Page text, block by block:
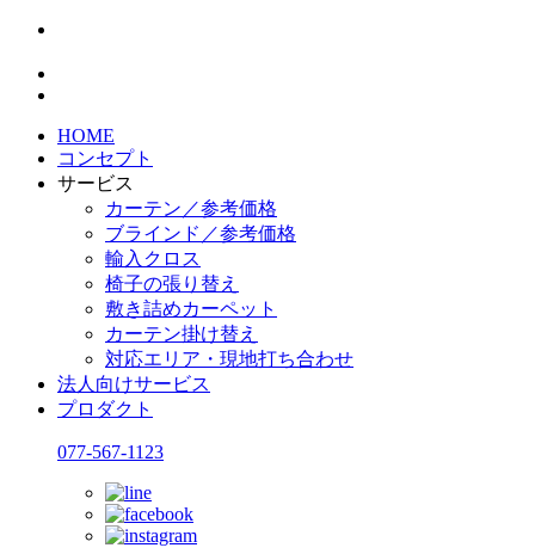
HOME
コンセプト
サービス
カーテン／参考価格
ブラインド／参考価格
輸入クロス
椅子の張り替え
敷き詰めカーペット
カーテン掛け替え
対応エリア・現地打ち合わせ
法人向けサービス
プロダクト
077-567-1123